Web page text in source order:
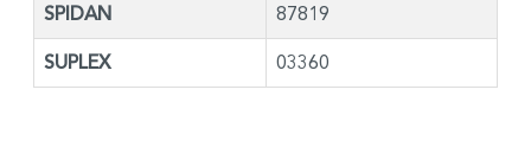
SPIDAN 87819
SUPLEX 03360